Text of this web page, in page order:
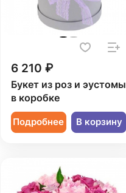
6 210 ₽
Букет из роз и эустомы
в коробке
Подробнее В корзину